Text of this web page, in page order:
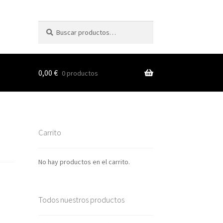
por:
0,00 € 0 productos
Carrito
No hay productos en el carrito.
Todos nuestros productos